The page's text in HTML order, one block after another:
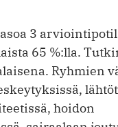
3
65 %:lla.
Ryhmien
hoidon